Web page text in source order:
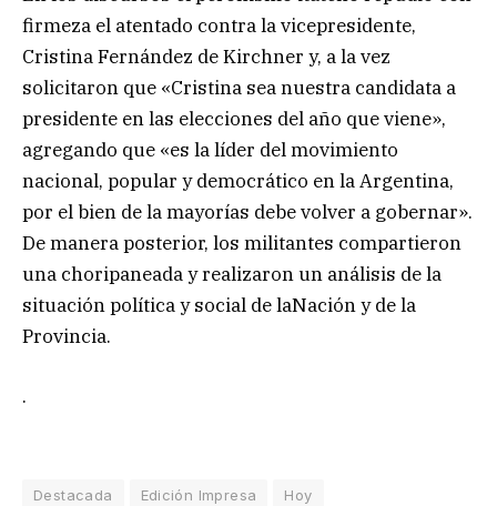
firmeza el atentado contra la vicepresidente,
Cristina Fernández de Kirchner y, a la vez
solicitaron que «Cristina sea nuestra candidata a
presidente en las elecciones del año que viene»,
agregando que «es la líder del movimiento
nacional, popular y democrático en la Argentina,
por el bien de la mayorías debe volver a gobernar».
De manera posterior, los militantes compartieron
una choripaneada y realizaron un análisis de la
situación política y social de laNación y de la
Provincia.
.
Destacada Edición Impresa Hoy